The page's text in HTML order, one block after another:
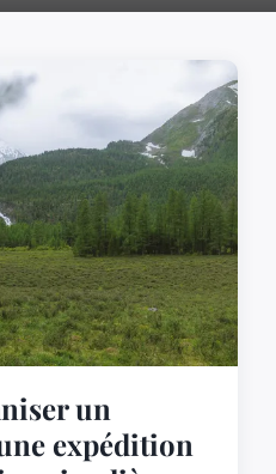
un
expédition